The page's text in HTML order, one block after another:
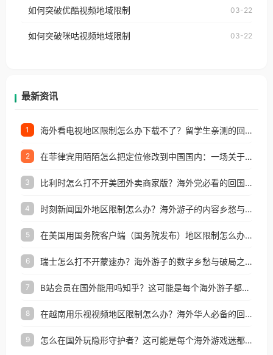
权限制所困扰。
制问题，且仅能在中国大陆地区播放。 遇到这个问题
户收听网易云音乐地区版权限制」的问题，无论人在
如何突破优酷视频地域限制 03-22
如何突破咪咕视频地域限制 03-22
最新资讯
1 海外看电视地区限制怎么办下载不了？留学生亲测的回国加速方案（附2026世界杯观赛技巧）
2 在菲律宾用陌陌怎么把定位修改到中国国内：一场关于归属感与连接的探索
3 比利时怎么打不开美团外卖商家版？海外党必看的回国加速全攻略
4 时刻新闻国外地区限制怎么办？海外游子的内容乡愁与破局之路
5 在美国用国务院客户端（国务院发布）地区限制怎么办？3步解决海外看国内内容难题
6 瑞士怎么打不开蒙速办？海外游子的数字乡愁与破局之路
7 B站会员在国外能用吗知乎？这可能是每个海外游子都问过的问题
8 在越南用乐视视频地区限制怎么办？海外华人必备的回国加速攻略
9 怎么在国外玩隐形守护者？这可能是每个海外游戏迷都问过的问题